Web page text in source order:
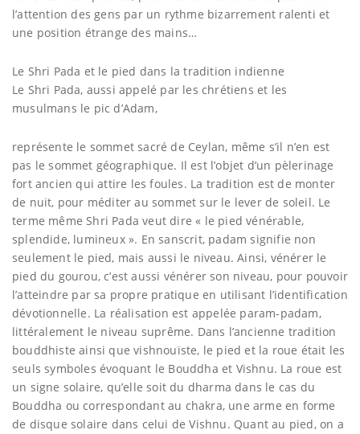
l’attention des gens par un rythme bizarrement ralenti et
une position étrange des mains…
Le Shri Pada et le pied dans la tradition indienne
Le Shri Pada, aussi appelé par les chrétiens et les
musulmans le pic d’Adam,
représente le sommet sacré de Ceylan, même s’il n’en est
pas le sommet géographique. Il est l’objet d’un pèlerinage
fort ancien qui attire les foules. La tradition est de monter
de nuit, pour méditer au sommet sur le lever de soleil. Le
terme même Shri Pada veut dire « le pied vénérable,
splendide, lumineux ». En sanscrit, padam signifie non
seulement le pied, mais aussi le niveau. Ainsi, vénérer le
pied du gourou, c’est aussi vénérer son niveau, pour pouvoir
l’atteindre par sa propre pratique en utilisant l’identification
dévotionnelle. La réalisation est appelée param-padam,
littéralement le niveau suprême. Dans l’ancienne tradition
bouddhiste ainsi que vishnouïste, le pied et la roue était les
seuls symboles évoquant le Bouddha et Vishnu. La roue est
un signe solaire, qu’elle soit du dharma dans le cas du
Bouddha ou correspondant au chakra, une arme en forme
de disque solaire dans celui de Vishnu. Quant au pied, on a